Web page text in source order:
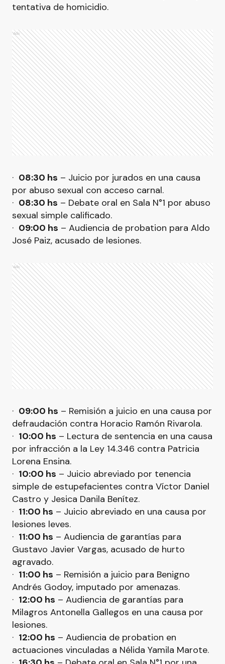
tentativa de homicidio.
Ads
· 08:30 hs – Juicio por jurados en una causa
por abuso sexual con acceso carnal.
· 08:30 hs – Debate oral en Sala N°1 por abuso
sexual simple calificado.
· 09:00 hs – Audiencia de probation para Aldo
José Paiz, acusado de lesiones.
Ads
· 09:00 hs – Remisión a juicio en una causa por
defraudación contra Horacio Ramón Rivarola.
· 10:00 hs – Lectura de sentencia en una causa
por infracción a la Ley 14.346 contra Patricia
Lorena Ensina.
· 10:00 hs – Juicio abreviado por tenencia
simple de estupefacientes contra Víctor Daniel
Castro y Jesica Danila Benítez.
· 11:00 hs – Juicio abreviado en una causa por
lesiones leves.
· 11:00 hs – Audiencia de garantías para
Gustavo Javier Vargas, acusado de hurto
agravado.
· 11:00 hs – Remisión a juicio para Benigno
Andrés Godoy, imputado por amenazas.
· 12:00 hs – Audiencia de garantías para
Milagros Antonella Gallegos en una causa por
lesiones.
· 12:00 hs – Audiencia de probation en
actuaciones vinculadas a Nélida Yamila Marote.